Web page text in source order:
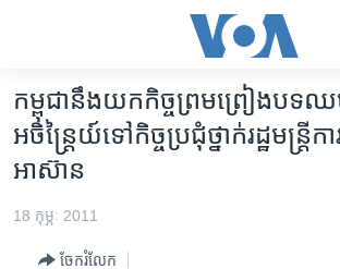
គេហទំព័រ​
ទាក់ទង
និង​
កម្ពុជា
អន្តរជាតិ
កម្ពុជា​នឹង​យក​កិច្ច​ព្រមព្រៀង​បទ​
អចិន្ត្រៃយ៍​ទៅ​កិច្ចប្រជុំ​ថ្នាក់​រដ្ឋមន្ត្រី​ក
អាស៊ាន
18 កុម្ភៈ 2011
ចែករំលែក